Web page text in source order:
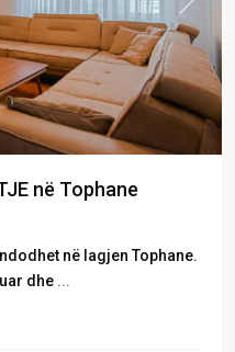
Next
në Tophane
në lagjen Tophane.
dhe ...